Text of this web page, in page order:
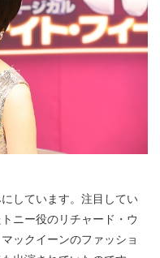
しています。注目してい
ニー役のリチャード・ウ
ックイーンのファッショ